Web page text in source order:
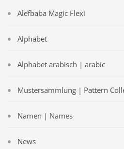
Alefbaba Magic Flexi
Alphabet
Alphabet arabisch | arabic
Mustersammlung | Pattern
Namen | Names
News